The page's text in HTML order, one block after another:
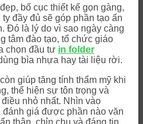
bố cục thiết kế gọn gàng,
đầy đủ sẽ góp phần tạo ấn
Đó là lý do vì sao ngày càng
tâm đào tạo, tổ chức giáo
chọn đầu tư in folder
bìa nhựa hay tài liệu rời.
giúp tăng tính thẩm mỹ khi
thể hiện sự tôn trọng và
nhỏ nhất. Nhìn vào
đánh giá được phần nào văn
thận, chỉn chu và đáng tin